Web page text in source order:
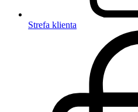
Strefa klienta